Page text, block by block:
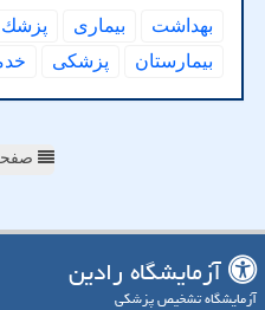
بهداشت بیماری پزشك
بیمارستان
پزشكی
آزمایشگاه رادین
آزمایشگاه تشخیص پزشکی